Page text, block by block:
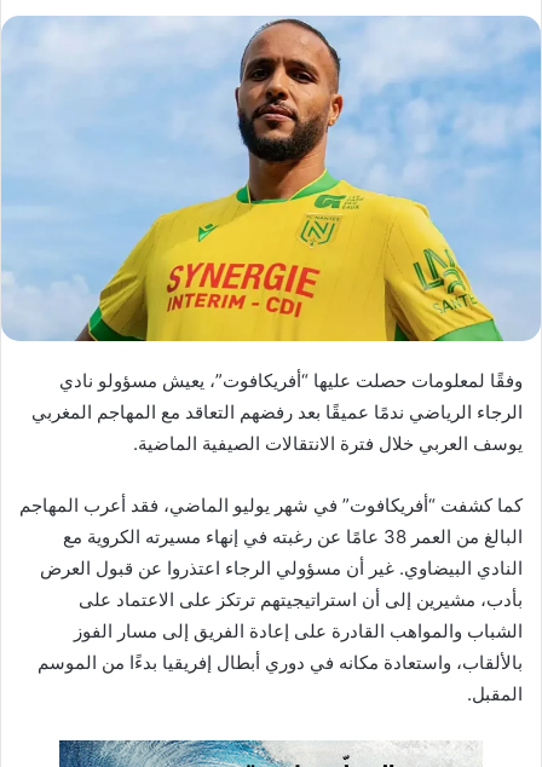
ا
ل
ك
و
ن
وفقًا لمعلومات حصلت عليها “أفريكافوت”، يعيش مسؤولو نادي
الرجاء الرياضي ندمًا عميقًا بعد رفضهم التعاقد مع المهاجم المغربي
يوسف العربي خلال فترة الانتقالات الصيفية الماضية.
كما كشفت “أفريكافوت” في شهر يوليو الماضي، فقد أعرب المهاجم
البالغ من العمر 38 عامًا عن رغبته في إنهاء مسيرته الكروية مع
النادي البيضاوي. غير أن مسؤولي الرجاء اعتذروا عن قبول العرض
بأدب، مشيرين إلى أن استراتيجيتهم ترتكز على الاعتماد على
الشباب والمواهب القادرة على إعادة الفريق إلى مسار الفوز
بالألقاب، واستعادة مكانه في دوري أبطال إفريقيا بدءًا من الموسم
المقبل.